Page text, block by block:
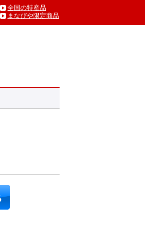
全国の特産品
まなびや限定商品